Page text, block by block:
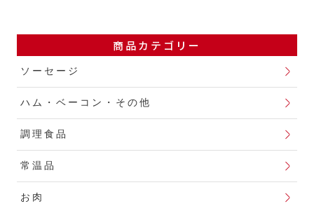
商品カテゴリー
ソーセージ
ハム・ベーコン・その他
調理食品
常温品
お肉